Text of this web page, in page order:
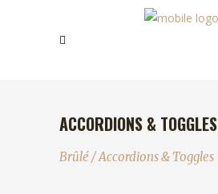
ACCORDIONS & TOGGLES
Brûlé/Accordions & Toggles